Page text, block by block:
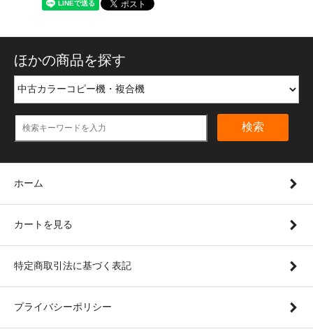
ほかの商品を探す
検索
ホーム
カートを見る
特定商取引法に基づく表記
プライバシーポリシー